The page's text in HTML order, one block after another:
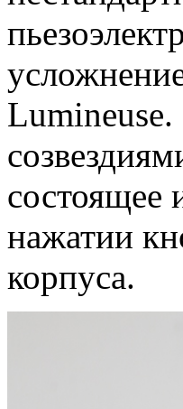
состоящее
нажатии
корпуса.